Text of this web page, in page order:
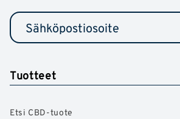
Tuotteet
Etsi CBD-tuote